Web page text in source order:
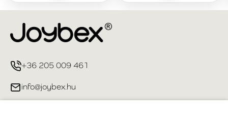
+36 205 009 461
info@joybex.hu